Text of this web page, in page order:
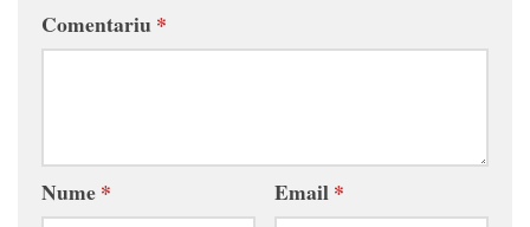
Comentariu*
Nume* Email*